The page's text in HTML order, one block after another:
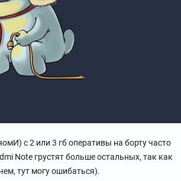
с 2 или 3 гб оперативы на борту часто
Note грустят больше остальных, так как
тут могу ошибаться).